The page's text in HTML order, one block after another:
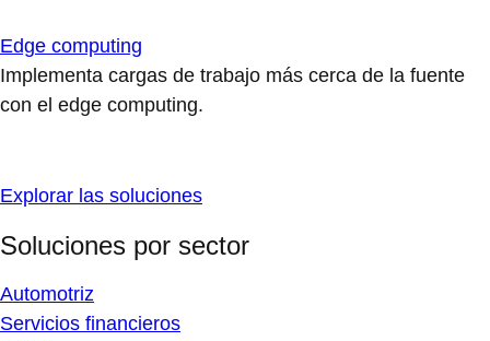
Edge computing
Implementa cargas de trabajo más cerca de la fuente
con el edge computing.
Explorar las soluciones
Soluciones por sector
Automotriz
Servicios financieros